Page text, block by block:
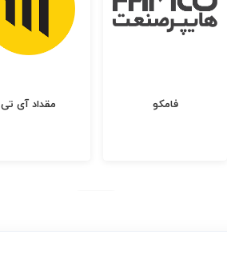
مقداد آی تی فامکو